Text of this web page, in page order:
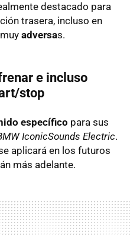
destacado para
trasera, incluso en
adversas.
e incluso
stop
específico para sus
IconicSounds Electric.
aplicará en los futuros
más adelante.